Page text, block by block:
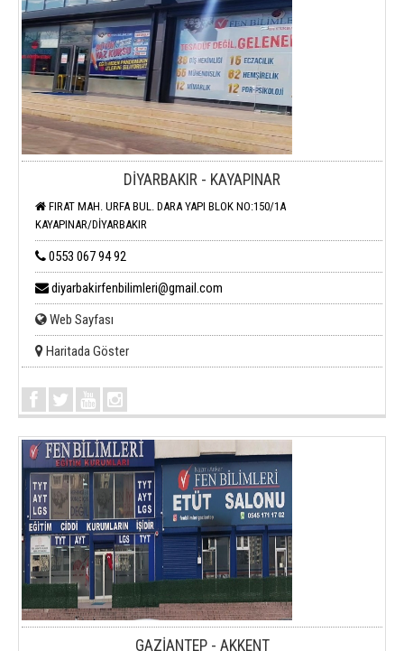
DİYARBAKIR - KAYAPINAR
FIRAT MAH. URFA BUL. DARA YAPI BLOK NO:150/1A
KAYAPINAR/DİYARBAKIR
0553 067 94 92
diyarbakirfenbilimleri@gmail.com
Web Sayfası
Haritada Göster
GAZİANTEP - AKKENT